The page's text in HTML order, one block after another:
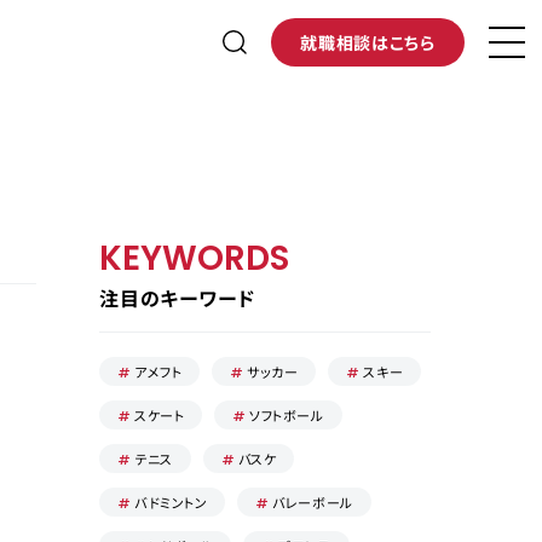
就職相談はこちら
KEYWORDS
注目のキーワード
アメフト サッカー スキー
スケート ソフトボール
テニス バスケ
バドミントン バレーボール